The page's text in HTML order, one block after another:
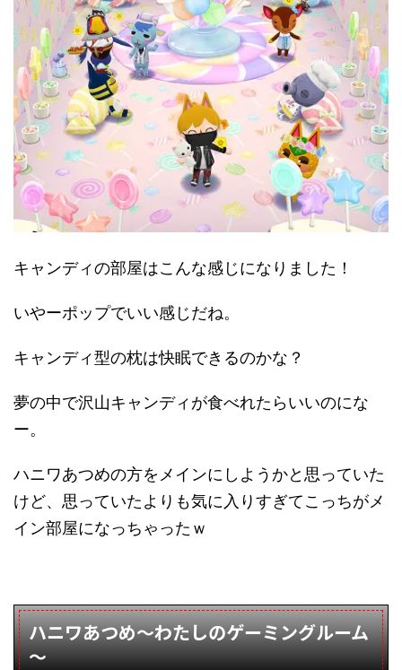
キャンディの部屋はこんな感じになりました！
いやーポップでいい感じだね。
キャンディ型の枕は快眠できるのかな？
夢の中で沢山キャンディが食べれたらいいのにな
ー。
ハニワあつめの方をメインにしようかと思っていた
けど、思っていたよりも気に入りすぎてこっちがメ
イン部屋になっちゃったｗ
ハニワあつめ～わたしのゲーミングルーム
～